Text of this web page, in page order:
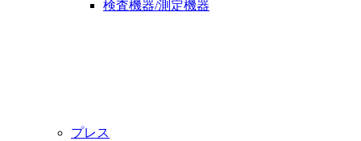
検査機器/測定機器
プレス